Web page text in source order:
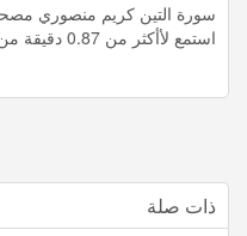
استمع لأأكثر من 0.87 دقيقة من تلاوات المميزة مجانا.
ذات صلة